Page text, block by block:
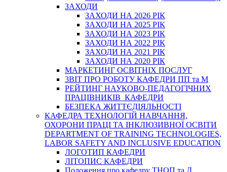
ЗАХОДИ
ЗАХОДИ НА 2026 РІК
ЗАХОДИ НА 2025 РІК
ЗАХОДИ НА 2023 РІК
ЗАХОДИ НА 2022 РІК
ЗАХОДИ НА 2021 РІК
ЗАХОДИ НА 2020 РІК
МАРКЕТИНГ ОСВІТНІХ ПОСЛУГ
3BIT ПРО РОБОТУ КАФЕДРИ ПП та М
РЕЙТИНГ НАУКОВО-ПЕДАГОГІЧНИХ
ПРАЦІВНИКІВ КАФЕДРИ
БЕЗПЕКА ЖИТТЄДІЯЛЬНОСТІ
КАФЕДРА ТЕХНОЛОГІЙ НАВЧАННЯ,
ОХОРОНИ ПРАЦІ ТА ІНКЛЮЗИВНОЇ ОСВІТИ
DEPARTMENT OF TRAINING TECHNOLOGIES,
LABOR SAFETY AND INCLUSIVE EDUCATION
ЛОГОТИП КАФЕДРИ
ЛІТОПИС КАФЕДРИ
Положення про кафедру ТНОП та Д